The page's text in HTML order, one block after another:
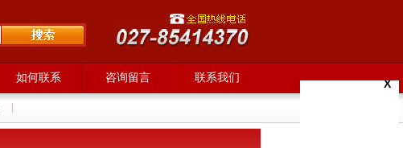
X
如何联系 咨询留言 联系我们